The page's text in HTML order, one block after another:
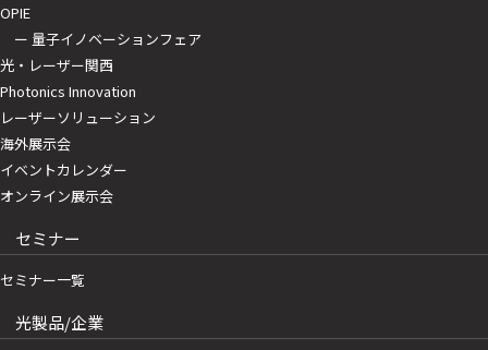
OPIE
ー 量子イノベーションフェア
光・レーザー関西
Photonics Innovation
レーザーソリューション
海外展示会
イベントカレンダー
オンライン展示会
セミナー
セミナー一覧
光製品/企業